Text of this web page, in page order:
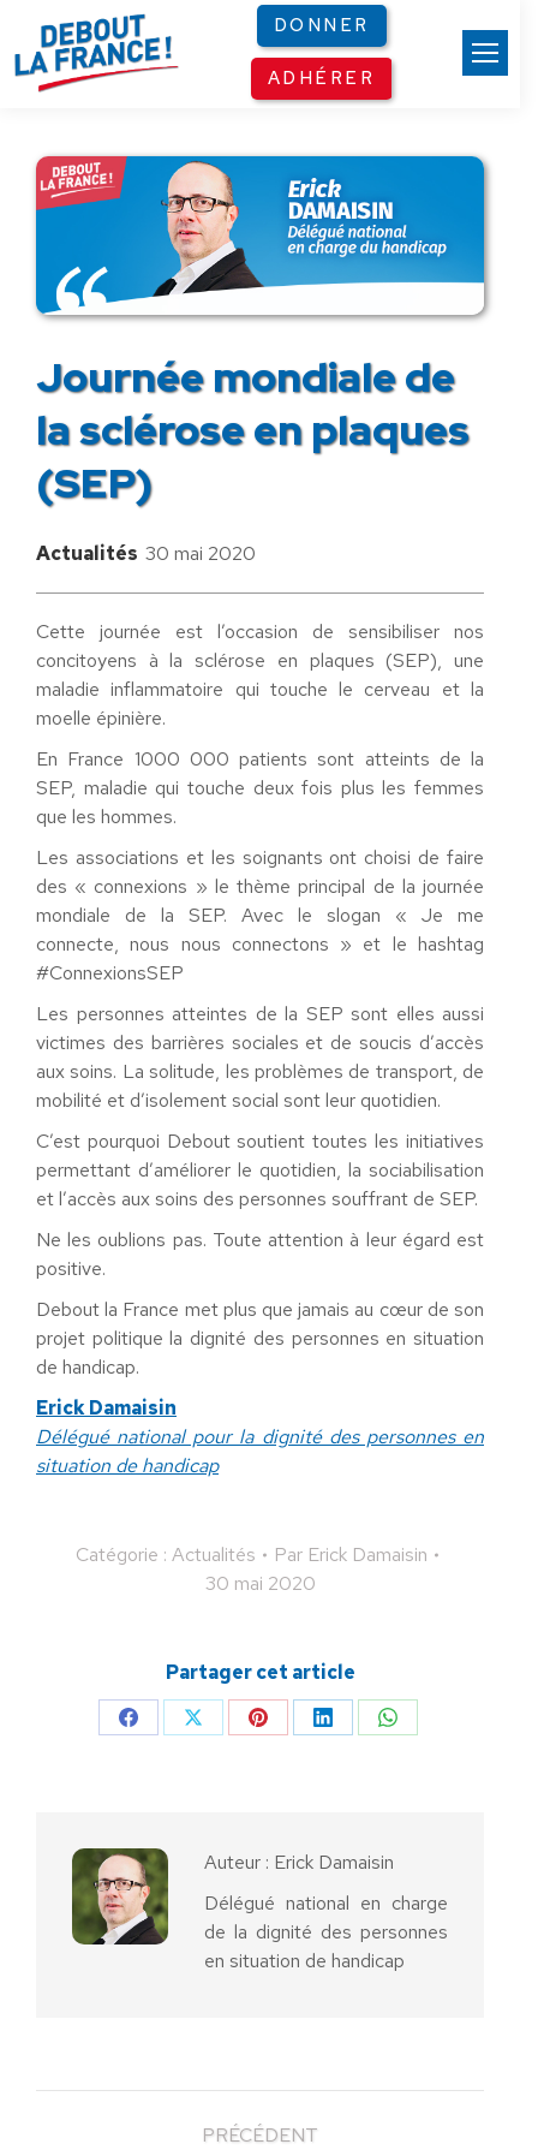
DONNER
ADHÉRER
Journée mondiale de
la sclérose en plaques
(SEP)
Actualités 30 mai 2020
Cette journée est l’occasion de sensibiliser nos
concitoyens à la sclérose en plaques (SEP), une
maladie inflammatoire qui touche le cerveau et la
moelle épinière.
En France 1000 000 patients sont atteints de la
SEP, maladie qui touche deux fois plus les femmes
que les hommes.
Les associations et les soignants ont choisi de faire
des « connexions » le thème principal de la journée
mondiale de la SEP. Avec le slogan « Je me
connecte, nous nous connectons » et le hashtag
#ConnexionsSEP
Les personnes atteintes de la SEP sont elles aussi
victimes des barrières sociales et de soucis d’accès
aux soins. La solitude, les problèmes de transport, de
mobilité et d’isolement social sont leur quotidien.
C’est pourquoi Debout soutient toutes les initiatives
permettant d’améliorer le quotidien, la sociabilisation
et l’accès aux soins des personnes souffrant de SEP.
Ne les oublions pas. Toute attention à leur égard est
positive.
Debout la France met plus que jamais au cœur de son
projet politique la dignité des personnes en situation
de handicap.
Erick Damaisin
Délégué national pour la dignité des personnes en
situation de handicap
Catégorie : Actualités Par Erick Damaisin
30 mai 2020
Partager cet article
PartagerPartagerPartagerPartagerPartager
Auteur : Erick Damaisin
Délégué national en charge
de la dignité des personnes
en situation de handicap
PRÉCÉDENT
Panneau de gestion des cookies